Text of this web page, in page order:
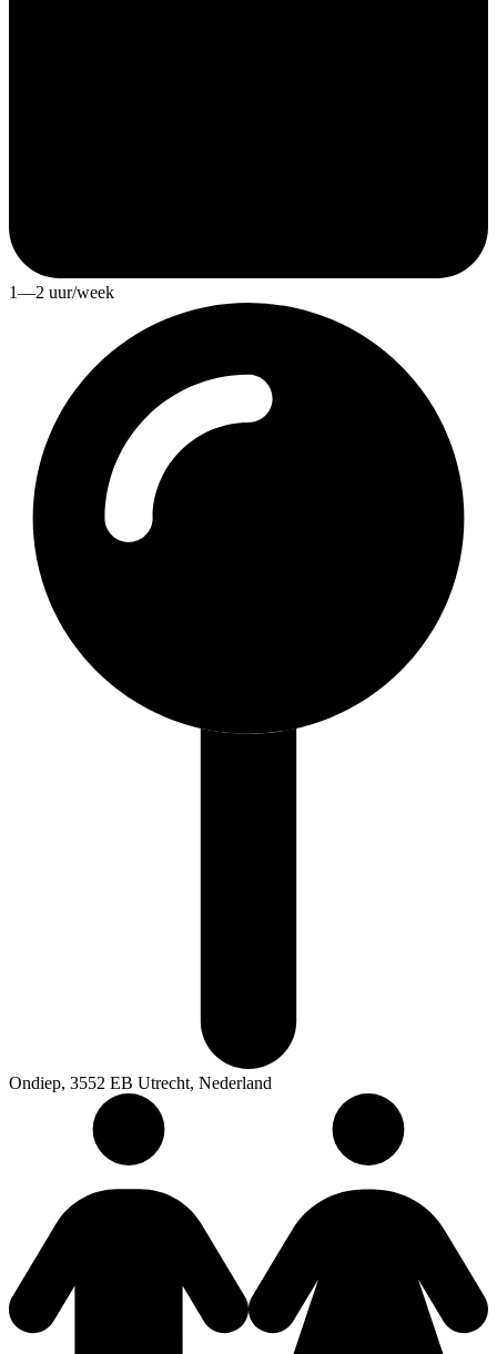
1—2 uur/week
Ondiep, 3552 EB Utrecht, Nederland